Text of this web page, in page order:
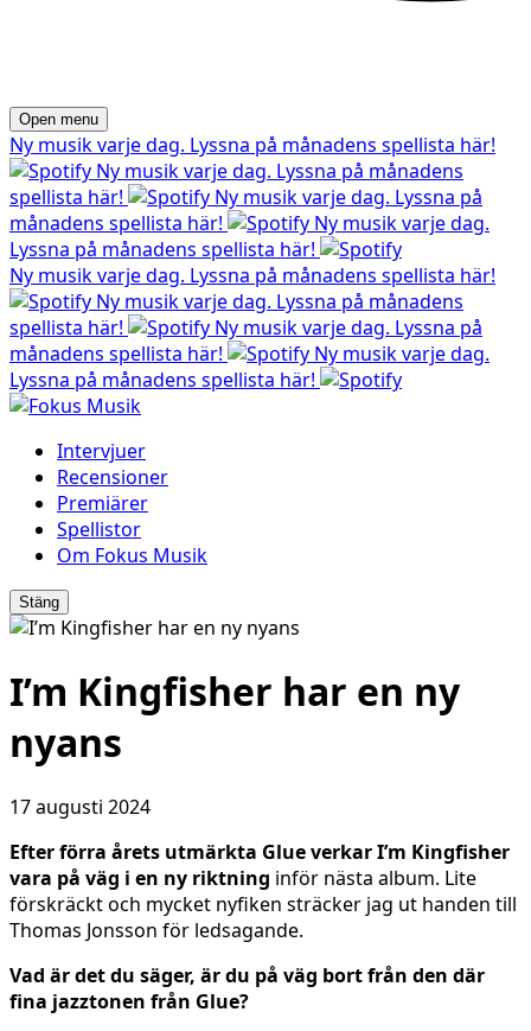
Open menu
Ny musik varje dag. Lyssna på månadens spellista här!
Ny musik varje dag. Lyssna på månadens
spellista här!
Ny musik varje dag. Lyssna på
månadens spellista här!
Ny musik varje dag.
Lyssna på månadens spellista här!
Ny musik varje dag. Lyssna på månadens spellista här!
Ny musik varje dag. Lyssna på månadens
spellista här!
Ny musik varje dag. Lyssna på
månadens spellista här!
Ny musik varje dag.
Lyssna på månadens spellista här!
Intervjuer
Recensioner
Premiärer
Spellistor
Om Fokus Musik
Stäng
I’m Kingfisher har en ny
nyans
17 augusti 2024
Efter förra årets utmärkta Glue verkar I’m Kingfisher
vara på väg i en ny riktning inför nästa album. Lite
förskräckt och mycket nyfiken sträcker jag ut handen till
Thomas Jonsson för ledsagande.
Vad är det du säger, är du på väg bort från den där
fina jazztonen från Glue?